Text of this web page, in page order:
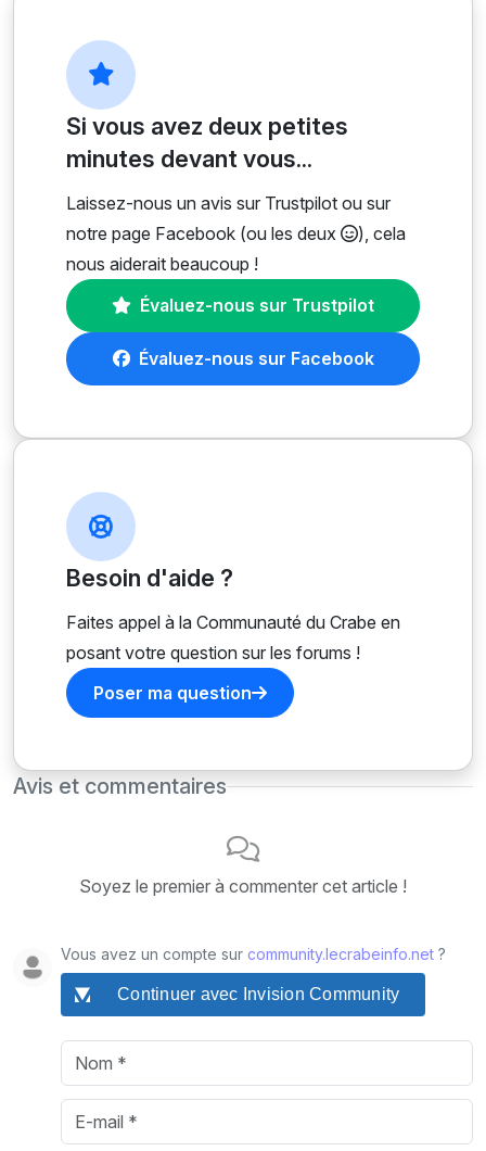
Si vous avez deux petites
minutes devant vous...
Laissez-nous un avis sur Trustpilot ou sur
notre page Facebook (ou les deux
), cela
nous aiderait beaucoup !
Évaluez-nous sur Trustpilot
Évaluez-nous sur Facebook
Besoin d'aide ?
Faites appel à la Communauté du Crabe en
posant votre question sur les forums !
Poser ma question
Avis et commentaires
Soyez le premier à commenter cet article !
Vous avez un compte sur community.lecrabeinfo.net ?
Continuer avec Invision Community